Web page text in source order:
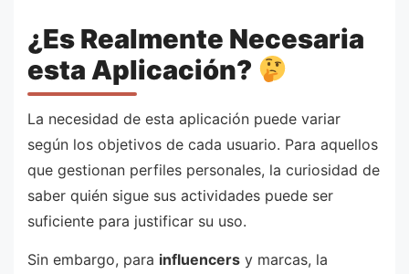
¿Es Realmente Necesaria
esta Aplicación?
La necesidad de esta aplicación puede variar
según los objetivos de cada usuario. Para aquellos
que gestionan perfiles personales, la curiosidad de
saber quién sigue sus actividades puede ser
suficiente para justificar su uso.
Sin embargo, para influencers y marcas, la